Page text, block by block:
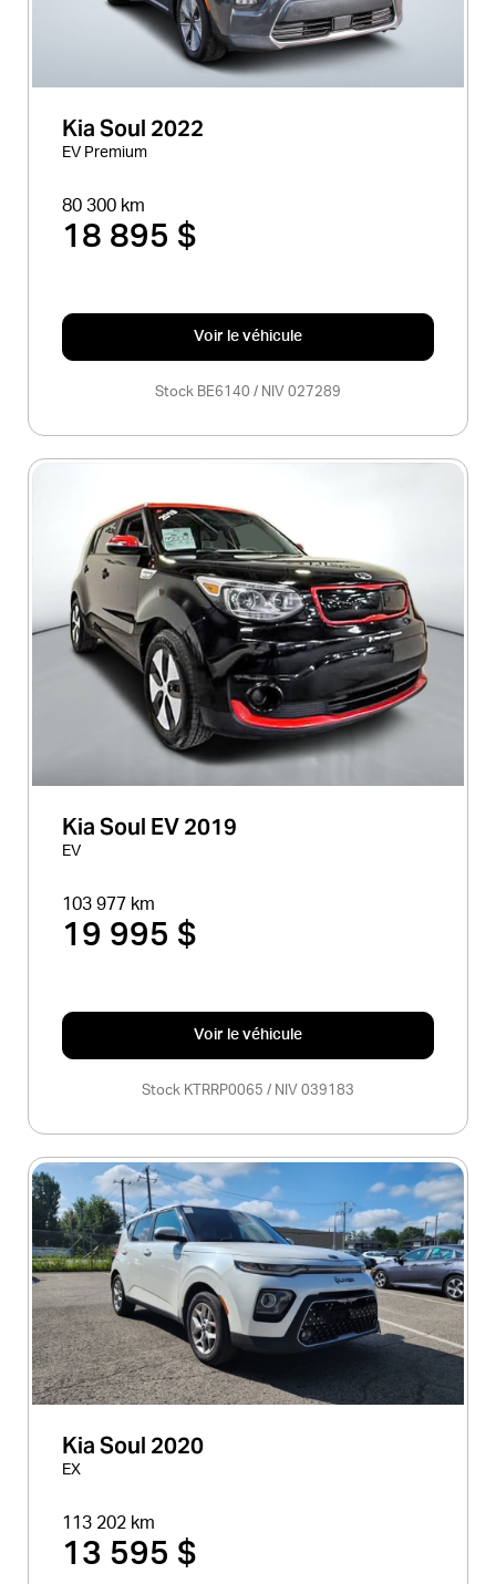
Kia Soul 2022
EV Premium
80 300 km
18 895 $
Voir le véhicule
Stock BE6140 / NIV 027289
Kia Soul EV 2019
EV
103 977 km
19 995 $
Voir le véhicule
Stock KTRRP0065 / NIV 039183
Kia Soul 2020
EX
113 202 km
13 595 $